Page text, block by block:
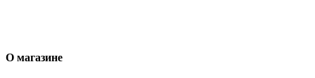
О магазине